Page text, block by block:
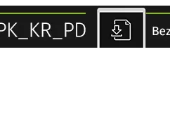
karcie